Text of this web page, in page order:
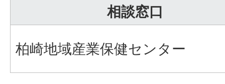
相談窓口
柏崎地域産業保健センター